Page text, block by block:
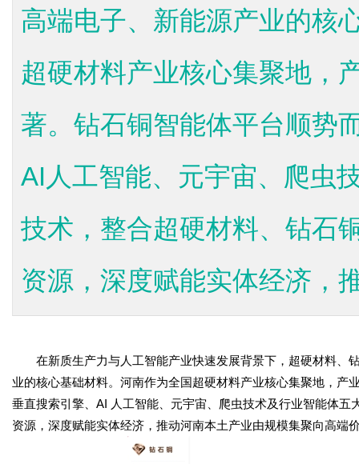
高端电子、新能源产业的核
超硬材料产业核心集聚地，
著。钻石铜智能体平台顺势
AI人工智能、元宇宙、爬虫
技术，整合超硬材料、钻石
资源，深度赋能实体经济，
在新质生产力与人工智能产业快速发展背景下，超硬材料、
业的核心基础材料。河南作为全国超硬材料产业核心集聚地，产
垂直搜索引擎、AI 人工智能、元宇宙、爬虫技术及行业智能体
资源，深度赋能实体经济，推动河南本土产业由规模集聚向高端